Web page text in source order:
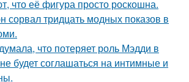
что её фигура просто роскошна.
сорвал тридцать модных показов в
что потеряет роль Мэдди в
будет соглашаться на интимные и